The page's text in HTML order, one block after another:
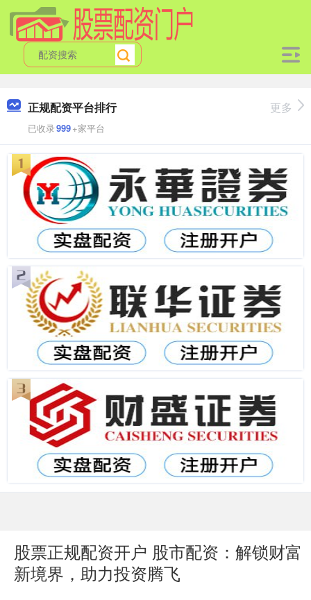
正规配资平台排行
已收录999+家平台
更多
股票正规配资开户 股市配资：解锁财富
新境界，助力投资腾飞